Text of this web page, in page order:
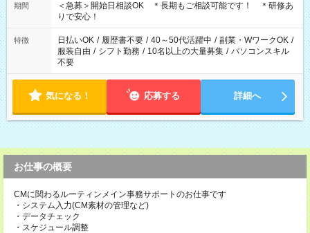
期間
＜急募＞開始日相談OK ＊長期もご相談可能です！ ＊研修あ
りで安心！
特徴 日払いOK / 履歴書不要 / 40～50代活躍中 / 副業・WワークOK /
服装自由 / シフト勤務 / 10名以上の大量募集 / パソコンスキル
不要
気になる！ 応募する 詳細へ
お仕事の概要
CMに関わるルーティンメイン事務サポートのお仕事です
・システム入力(CM素材の管理など)
・データチェック
・スケジュール調整